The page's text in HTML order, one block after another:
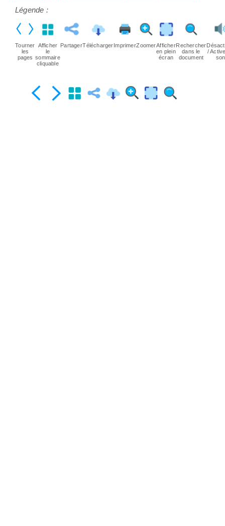
Légende :
Tourner
les
pages
Afficher
le
sommaire
cliquable
PartagerTélécharger ImprimerZoomerAfficher
en plein
écran
Rechercher
dans le
document
/
son